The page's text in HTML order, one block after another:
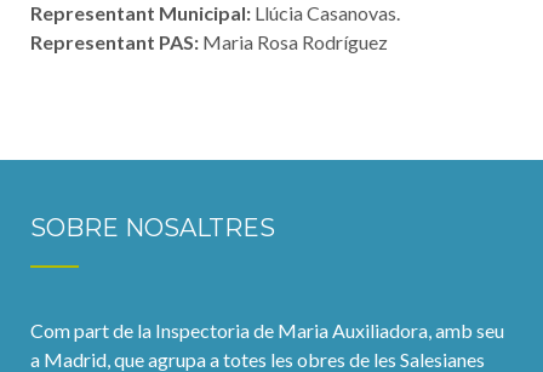
Representant Municipal: Llúcia Casanovas.
Representant PAS: Maria Rosa Rodríguez
SOBRE NOSALTRES
Com part de la Inspectoria de Maria Auxiliadora, amb seu
a Madrid, que agrupa a totes les obres de les Salesianes